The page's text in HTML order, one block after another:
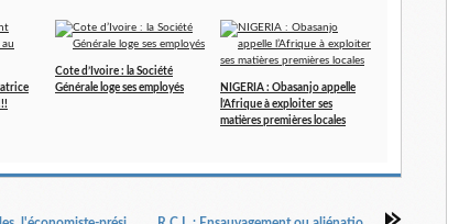
Cote d’Ivoire : la Société
Générale loge ses employés
NIGERIA : Obasanjo appelle
l’Afrique à exploiter ses
matières premières locales